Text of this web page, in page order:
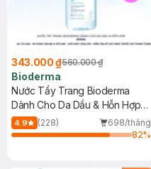
343.000 ₫560.000 ₫
Bioderma
Nước Tẩy Trang Bioderma
Dành Cho Da Dầu & Hỗn Hợp
500ml
4.9 (228)
698/tháng
82%